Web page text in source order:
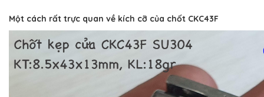
Một cách rất trực quan về kích cỡ của chốt CKC43F